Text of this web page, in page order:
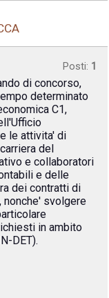
Posti: 1
di concorso,
determinato
C1,
le attivita' di
del
e collaboratori
e delle
dei contratti di
svolgere
in ambito
DET).